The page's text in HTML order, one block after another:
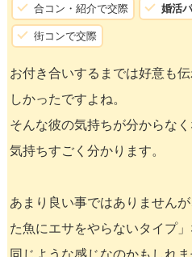
合コン・紹介で交際 婚活
街コンで交際
お付き合いするまでは好意も
しかったですよね。
そんな彼の気持ちが分からな
気持ちすごく分かります。
あまり良い事ではありません
た魚にエサをやらないタイプ
同じような感じなのかもしれま